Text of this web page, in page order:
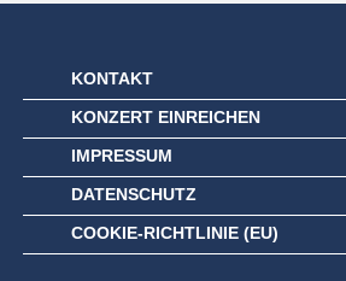
KONTAKT
KONZERT EINREICHEN
IMPRESSUM
DATENSCHUTZ
COOKIE-RICHTLINIE (EU)